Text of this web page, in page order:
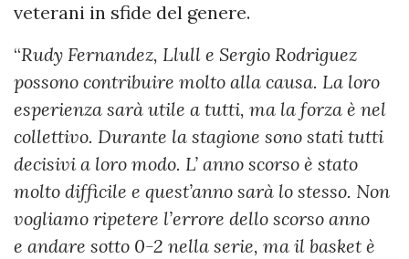
veterani in sfide del genere.
“Rudy Fernandez, Llull e Sergio Rodriguez
possono contribuire molto alla causa. La loro
esperienza sarà utile a tutti, ma la forza è nel
collettivo. Durante la stagione sono stati tutti
decisivi a loro modo. L’ anno scorso è stato
molto difficile e quest’anno sarà lo stesso. Non
vogliamo ripetere l’errore dello scorso anno
e andare sotto 0-2 nella serie, ma il basket è